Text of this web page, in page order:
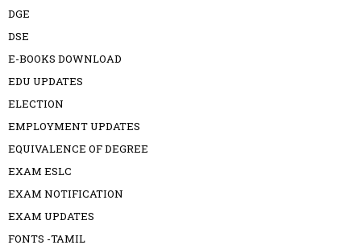
DGE
DSE
E-BOOKS DOWNLOAD
EDU UPDATES
ELECTION
EMPLOYMENT UPDATES
EQUIVALENCE OF DEGREE
EXAM ESLC
EXAM NOTIFICATION
EXAM UPDATES
FONTS -TAMIL